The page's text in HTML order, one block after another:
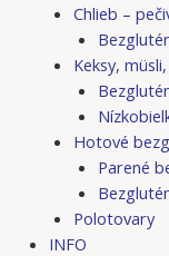
Chlieb –
Keksy,
Hotové
Parené
Polotovary
INFO